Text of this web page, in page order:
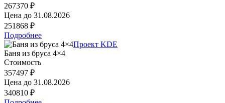
267370 ₽
Цена до 31.08.2026
251868 ₽
Подробнее
Проект KDE
Баня из бруса 4×4
Стоимость
357497 ₽
Цена до 31.08.2026
340810 ₽